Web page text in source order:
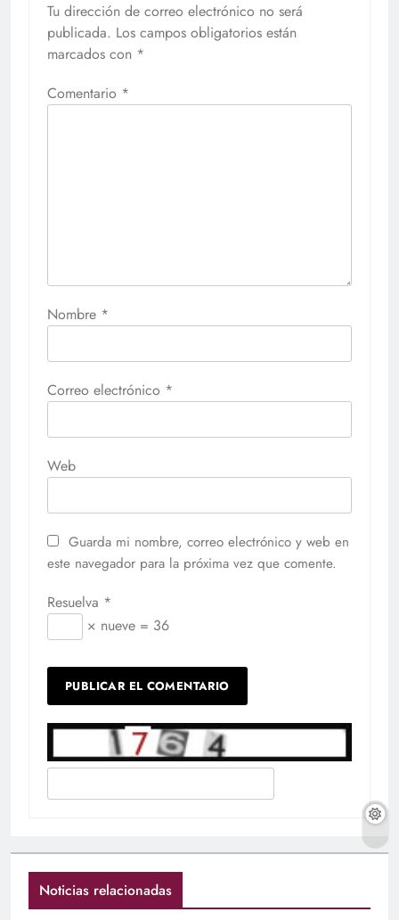
Tu dirección de correo electrónico no será
publicada. Los campos obligatorios están
marcados con *
Comentario *
Nombre *
Correo electrónico *
Web
Guarda mi nombre, correo electrónico y web en
este navegador para la próxima vez que comente.
Resuelva *
× nueve = 36
Noticias relacionadas